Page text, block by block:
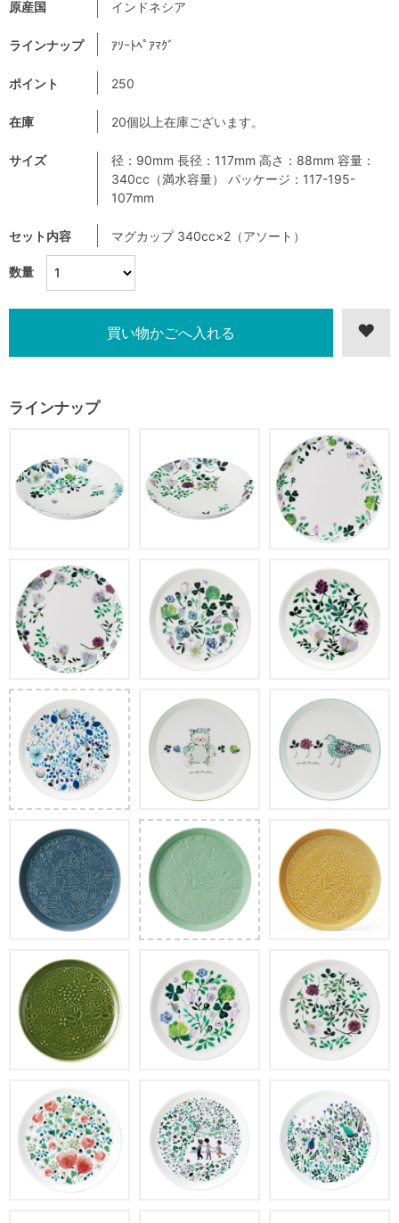
数量
原産国 インドネシア
ラインナップ ｱｿｰﾄﾍﾟｱﾏｸﾞ
ポイント 250
在庫 20個以上在庫ございます。
サイズ
径：90mm 長径：117mm 高さ：88mm 容量：
340cc（満水容量） パッケージ：117-195-
107mm
セット内容 マグカップ 340cc×2（アソート）
ラインナップ